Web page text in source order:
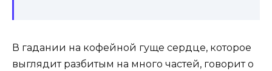
В гадании на кофейной гуще сердце, которое
выглядит разбитым на много частей, говорит о